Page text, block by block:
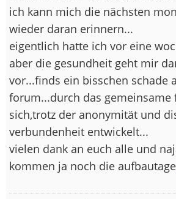
ich kann mich die nächsten
wieder daran erinnern...
eigentlich hatte ich vor eine
aber die gesundheit geht mir
vor...finds ein bisschen schade
forum...durch das gemeinsame
sich,trotz der anonymität und
verbundenheit entwickelt...
vielen dank an euch alle und
kommen ja noch die aufbautage